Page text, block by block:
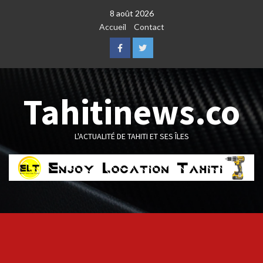
8 août 2026
Accueil
Contact
FacebookTwitter
Tahitinews.co
L'ACTUALITÉ DE TAHITI ET SES ÎLES